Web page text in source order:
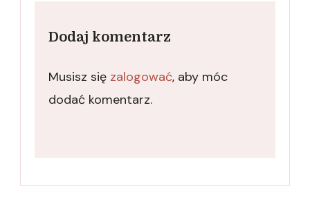
Dodaj komentarz
Musisz się zalogować, aby móc
dodać komentarz.